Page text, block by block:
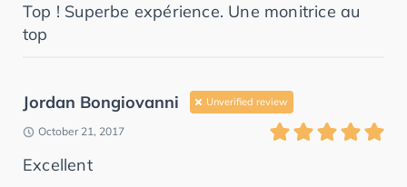
Top ! Superbe expérience. Une monitrice au
top
Jordan Bongiovanni Unverified review
October 21, 2017
Excellent